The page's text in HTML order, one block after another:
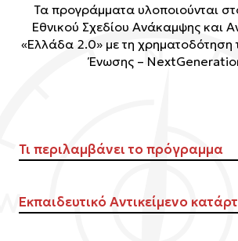
Τα προγράμματα υλοποιούνται
Εθνικού Σχεδίου Ανάκαμψης και
«Ελλάδα 2.0» με τη χρηματοδότηση
Ένωσης –
Τι περιλαμβάνει το πρόγραμμα
✔Θεωρητική εξ’ αποστάσεως
ώρες)/ασύγχρονη (50 ώρες)
Εκπαιδευτικό Αντικείμενο